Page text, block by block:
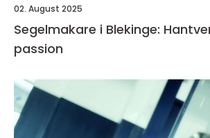
02. August 2025
Segelmakare i Blekinge:
passion